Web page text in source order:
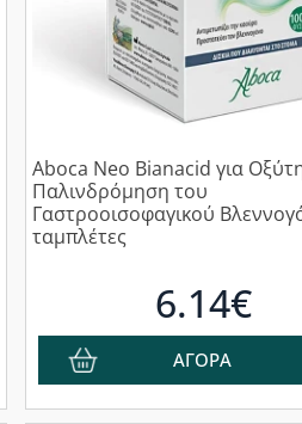
Aboca Neo Bianacid για
Παλινδρόμηση του
Γαστροοισοφαγικού
ταμπλέτες
6.14€
ΑΓΟΡΑ